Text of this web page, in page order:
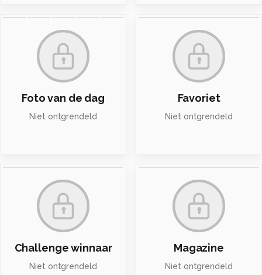
Foto van de dag
Niet ontgrendeld
Favoriet
Niet ontgrendeld
Challenge winnaar
Niet ontgrendeld
Magazine
Niet ontgrendeld